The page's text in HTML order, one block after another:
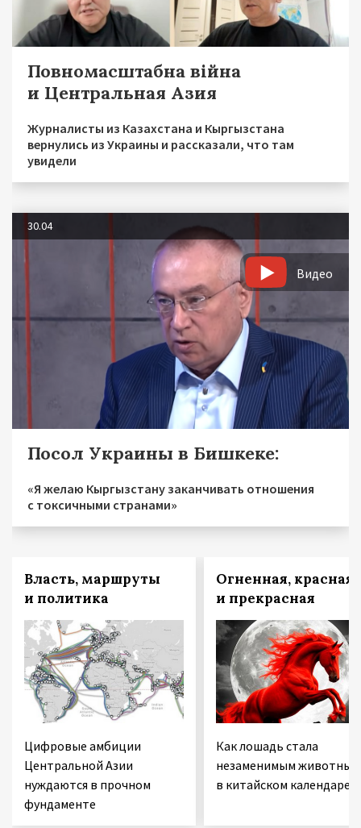
Повномасштабна війна
и Центральная Азия
Журналисты из Казахстана и Кыргызстана
вернулись из Украины и рассказали, что там
увидели
30.04
Видео
Посол Украины в Бишкеке:
«Я желаю Кыргызстану заканчивать отношения
с токсичными странами»
Власть, маршруты
и политика
Цифровые амбиции
Центральной Азии
нуждаются в прочном
фундаменте
Огненная, красная
и прекрасная
Как лошадь стала
незаменимым животным
в китайском календаре